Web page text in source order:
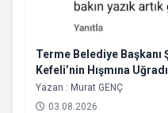
Terme Belediye Başkanı
Kefeli’nin Hışmına Uğradı
Yazan : Murat GENÇ
03.08.2026